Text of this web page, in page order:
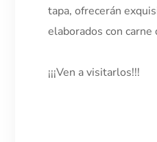
tapa, ofrecerán
elaborados con carne
¡¡¡Ven a visitarlos!!!